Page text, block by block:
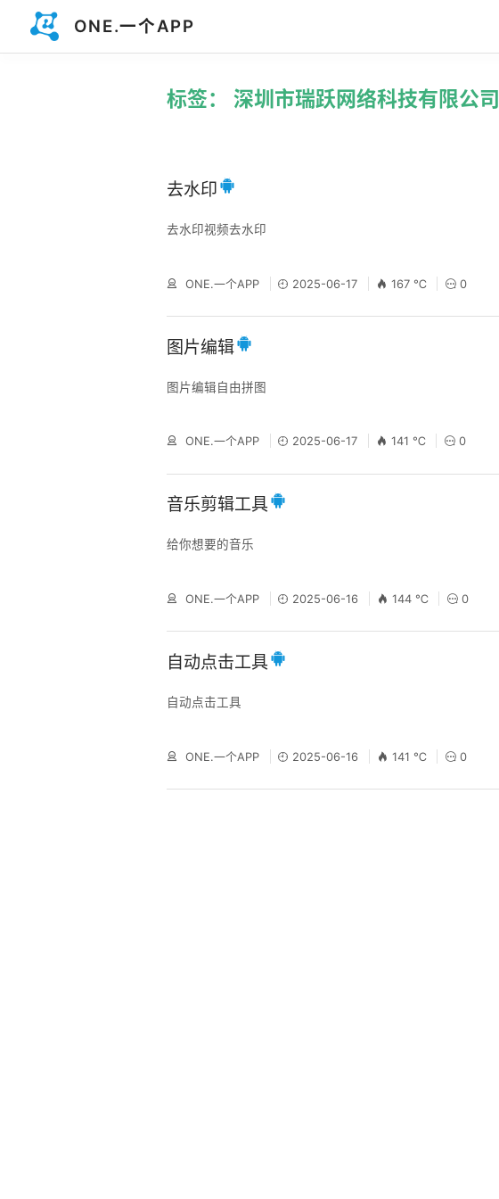
ONE.一个APP
标签： 深圳市瑞跃网络科技有限公司
去水印
去水印视频去水印
ONE.一个APP 2025-06-17 167 ℃ 0
图片编辑
图片编辑自由拼图
ONE.一个APP 2025-06-17 141 ℃ 0
音乐剪辑工具
给你想要的音乐
ONE.一个APP 2025-06-16 144 ℃ 0
自动点击工具
自动点击工具
ONE.一个APP 2025-06-16 141 ℃ 0